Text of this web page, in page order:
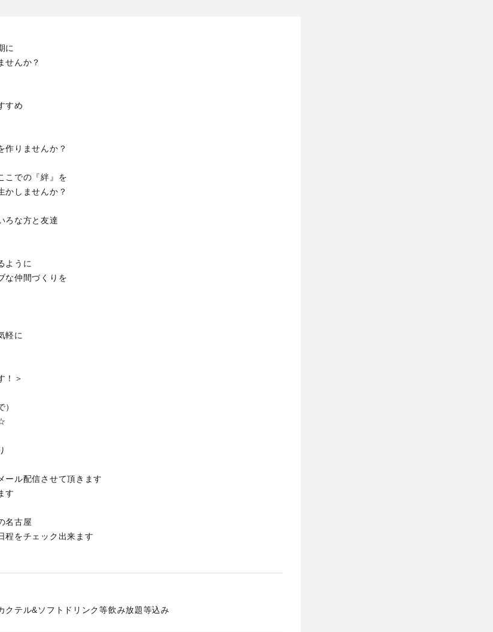
に
せんか？
すめ
作りませんか？
こでの『絆』を
かしませんか？
ろな方と友達
ように
な仲間づくりを
軽に
！＞
ル配信させて頂きます
す
名古屋
程をチェック出来ます
クテル&ソフトドリンク等飲み放題等込み